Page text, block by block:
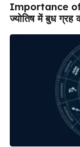
Importance
ज्योतिष में बुध ग्रह